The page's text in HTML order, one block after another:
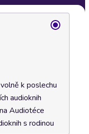
k poslechu
audioknih
Audiotéce
s rodinou